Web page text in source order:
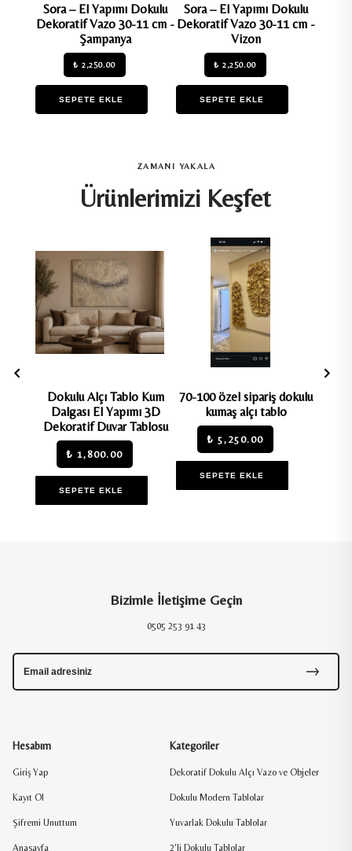
Sora – El Yapımı Dokulu
Dekoratif Vazo 30-11 cm -
Şampanya
₺ 2,250.00
SEPETE EKLE
Sora – El Yapımı Dokulu
Dekoratif Vazo 30-11 cm -
Vizon
₺ 2,250.00
SEPETE EKLE
ZAMANI YAKALA
Ürünlerimizi Keşfet
Dokulu Alçı Tablo Kum
Dalgası El Yapımı 3D
Dekoratif Duvar Tablosu
₺ 1,800.00
SEPETE EKLE
70-100 özel sipariş dokulu
kumaş alçı tablo
₺ 5,250.00
SEPETE EKLE
Hesabım
Giriş Yap
Kayıt Ol
Şifremi Unuttum
Anasayfa
Kategoriler
Dekoratif Dokulu Alçı Vazo ve Objeler
Dokulu Modern Tablolar
Yuvarlak Dokulu Tablolar
2'li Dokulu Tablolar
Bizimle İletişime Geçin
0505 253 91 43